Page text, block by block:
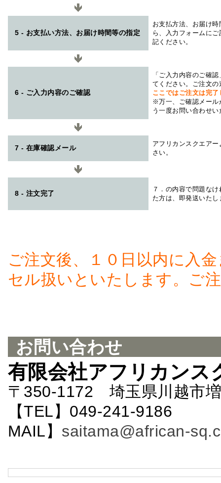
5 - お支払い方法、お届け時間等の指定
お支払方法、お届け
ら、入力フォームに
記ください。
6 - ご入力内容のご確認
「ご入力内容のご確
てください。ご注文
ここではご注文は完
※万一、ご確認メール
う一度お問い合わせ
7 - 在庫確認メール
アフリカンスクエアー
さい。
8 - 注文完了
７．の内容で問題な
た方は、即発送いたし
ご注文後、１０日以内に入
セル扱いといたします。ご
お問い合わせ
有限会社アフリカンス
〒350-1172 埼玉県川越市
【TEL】049-241-
MAIL】 saitama@african-